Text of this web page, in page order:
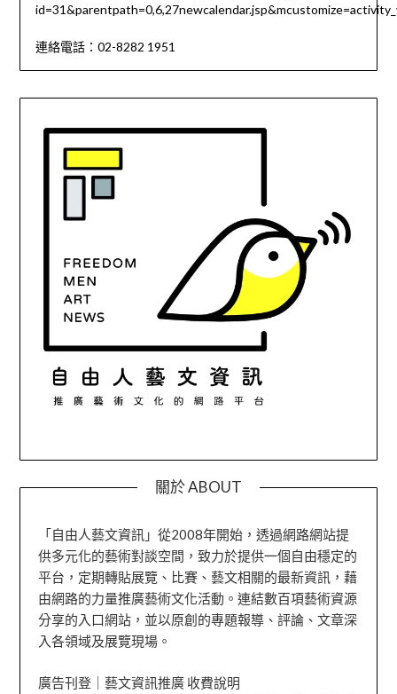
連絡電話：02-8282 1951
關於 ABOUT
「自由人藝文資訊」從2008年開始，透過網路網站提
供多元化的藝術對談空間，致力於提供一個自由穩定的
平台，定期轉貼展覽、比賽、藝文相關的最新資訊，藉
由網路的力量推廣藝術文化活動。連結數百項藝術資源
分享的入口網站，並以原創的專題報導、評論、文章深
入各領域及展覽現場。
廣告刊登｜藝文資訊推廣 收費說明